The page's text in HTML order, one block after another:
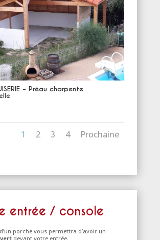
– Préau charpente
1 2 3 4 Prochaine
entrée / console
porche vous permettra d’avoir un
devant votre entrée.